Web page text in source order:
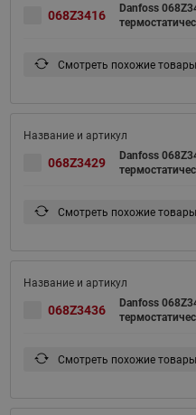
068Z3416
Danfoss
Смотреть похожие товары
068Z3429
Danfoss
Смотреть похожие товары
068Z3436
Danfoss
Смотреть похожие товары